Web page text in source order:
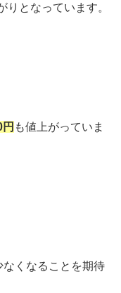
りとなっています。
も値上がっていま
くなることを期待